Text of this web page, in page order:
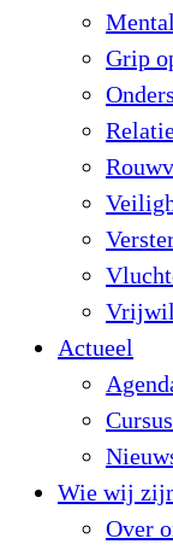
Grip
Actueel
Wie wij
Over